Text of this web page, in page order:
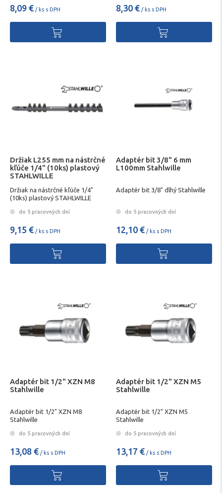
8,09 € / ks s DPH 8,30 € / ks s DPH
Držiak L255 mm na nástrčné
kľúče 1/4" (10ks) plastový
STAHLWILLE
Držiak na nástrčné kľúče 1/4"
(10ks) plastový STAHLWILLE
do 5 pracovných dní
9,15 € / ks s DPH
Adaptér bit 3/8" 6 mm
L100mm Stahlwille
Adaptér bit 3/8" dlhý Stahlwille
do 5 pracovných dní
12,10 € / ks s DPH
Adaptér bit 1/2" XZN M8
Stahlwille
Adaptér bit 1/2" XZN M8
Stahlwille
do 5 pracovných dní
13,08 € / ks s DPH
Adaptér bit 1/2" XZN M5
Stahlwille
Adaptér bit 1/2" XZN M5
Stahlwille
do 5 pracovných dní
13,17 € / ks s DPH